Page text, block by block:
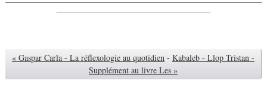
« Gaspar Carla - La réflexologie au quotidien - Kabaleb - Llop Tristan -
Supplément au livre Les »